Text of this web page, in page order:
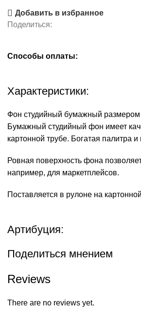
Добавить в избранное
Поделиться:
Способы оплаты:
Характеристики:
Фон студийный бумажный размером
Бумажный студийный фон имеет
картонной трубе. Богатая палитра
Ровная поверхность фона
например, для маркетплейсов.
Поставляется в рулоне на
Артибуция:
Поделиться мнением
Reviews
There are no reviews yet.